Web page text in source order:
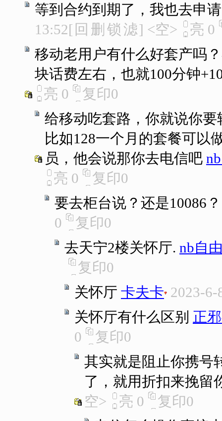
等到合约到期了，我也去申请
13:52[ 回 删 锁 滤] <空> 亮 0
移动老用户有什么好套产吗
块话费左右，也就100分钟
亮 0 复印0
给移动吃套路，你就说你
比如128一个月的套餐可以
员，他会说那你去电信吧
亮 0 复印0
要去柜台说？还是10086？
0
复印0
去天宁2楼关怀厅. nb自
复印0
关怀厅 卡夫卡 2023-6-
关怀厅有什么区别 正
0
复印0
其实就是阻止你携号
了，就用折扣来挽留
空>
亮 0 复印0